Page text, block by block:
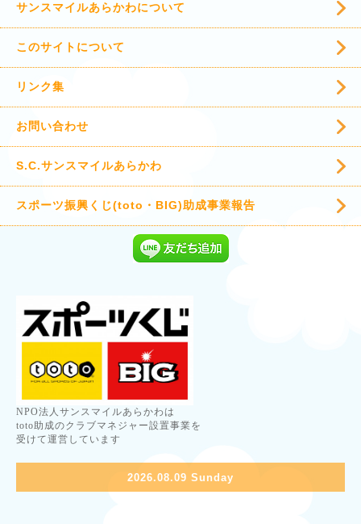
サンスマイルあらかわについて
このサイトについて
リンク集
お問い合わせ
S.C.サンスマイルあらかわ
スポーツ振興くじ(toto・BIG)助成事業報告
NPO法人サンスマイルあらかわは
toto助成のクラブマネジャー設置事業を
受けて運営しています
2026.08.09 Sunday